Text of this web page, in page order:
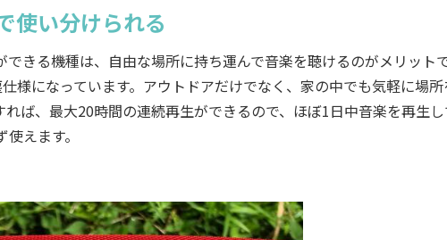
使い分けられる
きる機種は、自由な場所に持ち運んで音楽を聴けるのがメリット
様になっています。アウトドアだけでなく、家の中でも気軽に場
ば、最大20時間の連続再生ができるので、ほぼ1日中音楽を再生
えます。